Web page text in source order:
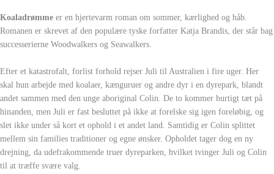
Koaladrømme er en hjertevarm roman om sommer, kærlighed og håb.
Romanen er skrevet af den populære tyske forfatter Katja Brandis, der står bag
successerierne Woodwalkers og Seawalkers.
Efter et katastrofalt, forlist forhold rejser Juli til Australien i fire uger. Her
skal hun arbejde med koalaer, kænguruer og andre dyr i en dyrepark, blandt
andet sammen med den unge aboriginal Colin. De to kommer hurtigt tæt på
hinanden, men Juli er fast besluttet på ikke at forelske sig igen foreløbig, og
slet ikke under så kort et ophold i et andet land. Samtidig er Colin splittet
mellem sin families traditioner og egne ønsker. Opholdet tager dog en ny
drejning, da udefrakommende truer dyreparken, hvilket tvinger Juli og Colin
til at træffe svære valg.